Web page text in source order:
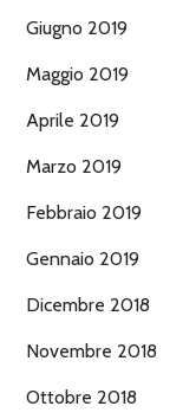
Giugno 2019
Maggio 2019
Aprile 2019
Marzo 2019
Febbraio 2019
Gennaio 2019
Dicembre 2018
Novembre 2018
Ottobre 2018